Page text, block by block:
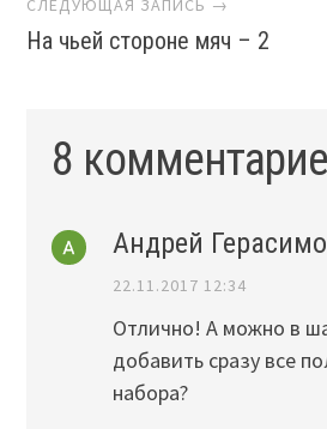
СЛЕДУЮЩАЯ ЗАПИСЬ →
На чьей стороне мяч – 2
8
Андрей
22.11.2017 12:34
Отлично! А можно в
добавить сразу все
набора?